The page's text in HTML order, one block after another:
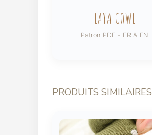
LAYA COWL
Patron PDF - FR & EN
PRODUITS SIMILAIRES